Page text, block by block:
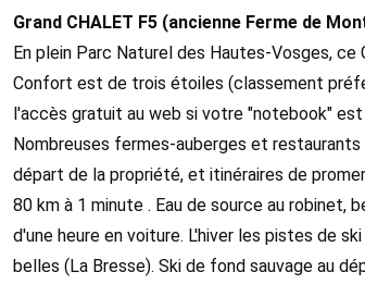
Grand CHALET F5 (ancienne Ferme de
En plein Parc Naturel des Hautes-Vosges,
Confort est de trois étoiles (classement
l'accès gratuit au web si votre "notebook"
Nombreuses fermes-auberges et
départ de la propriété, et itinéraires de
80 km à 1 minute . Eau de source au robinet,
d'une heure en voiture. L'hiver les pistes de
belles (La Bresse). Ski de fond sauvage au